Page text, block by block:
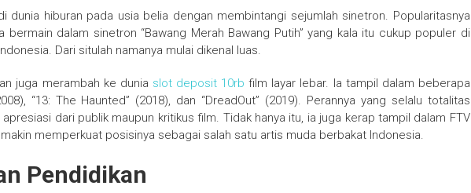
dunia hiburan pada usia belia dengan membintangi sejumlah sinetron. Popularitasnya
bermain dalam sinetron “Bawang Merah Bawang Putih” yang kala itu cukup populer di
Dari situlah namanya mulai dikenal luas.
juga merambah ke dunia slot deposit 10rb film layar lebar. Ia tampil dalam beberapa
“13: The Haunted” (2018), dan “DreadOut” (2019). Perannya yang selalu totalitas
dari publik maupun kritikus film. Tidak hanya itu, ia juga kerap tampil dalam FTV
memperkuat posisinya sebagai salah satu artis muda berbakat Indonesia.
Pendidikan